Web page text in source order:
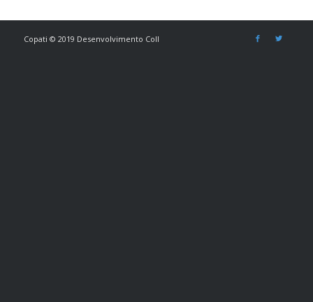
Copati © 2019 Desenvolvimento Coll